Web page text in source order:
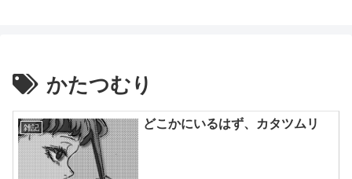
かたつむり
雑記 どこかにいるはず、カタツムリ